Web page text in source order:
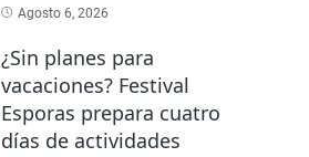
Agosto 6, 2026
¿Sin planes para
vacaciones? Festival
Esporas prepara cuatro
días de actividades